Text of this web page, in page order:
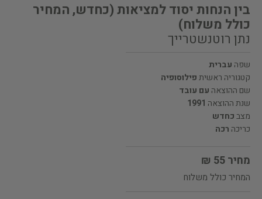
בין הנחות יסוד למציאות (כחדש, המחיר
כולל משלוח)
נתן רוטנשטרייך
שפה עברית
קטגוריה ראשיתפילוסופיה
שם ההוצאה עם עובד
שנת ההוצאה 1991
מצבכחדש
כריכה רכה
מחיר 55 ₪
המחיר כולל משלוח